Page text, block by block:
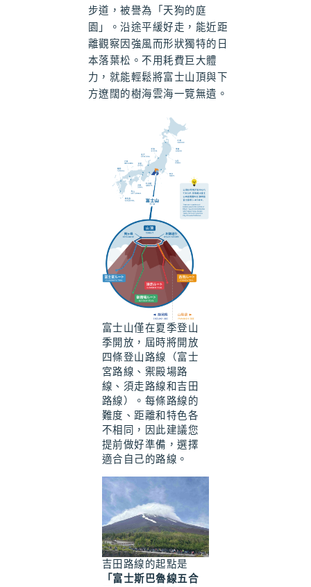
步道，被譽為「天狗的庭
園」。沿途平緩好走，能近距
離觀察因強風而形狀獨特的日
本落葉松。不用耗費巨大體
力，就能輕鬆將富士山頂與下
方遼闊的樹海雲海一覽無遺。
富士山僅在夏季登山
季開放，屆時將開放
四條登山路線（富士
宮路線、禦殿場路
線、須走路線和吉田
路線）。每條路線的
難度、距離和特色各
不相同，因此建議您
提前做好準備，選擇
適合自己的路線。
吉田路線的起點是
「富士斯巴魯線五合